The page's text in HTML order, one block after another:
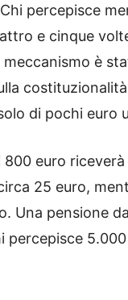
percepisce
e cinque
è
costituzionalità
di pochi euro
euro
25 euro,
Una pensione
percepisce